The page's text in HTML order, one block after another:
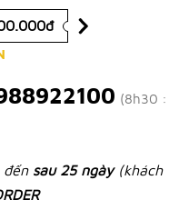
(8h30 :
đến sau 25 ngày (khách